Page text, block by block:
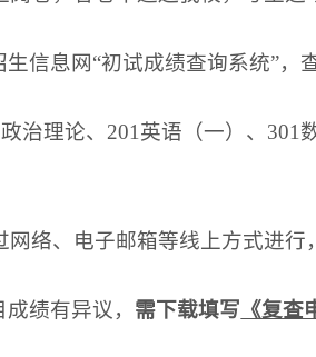
信息网“初试成绩查询系统”，
治理论、 201 英语 （一） 、 301
络、电子邮箱等线上方式进行
绩有异议， 需下载填写 《复查